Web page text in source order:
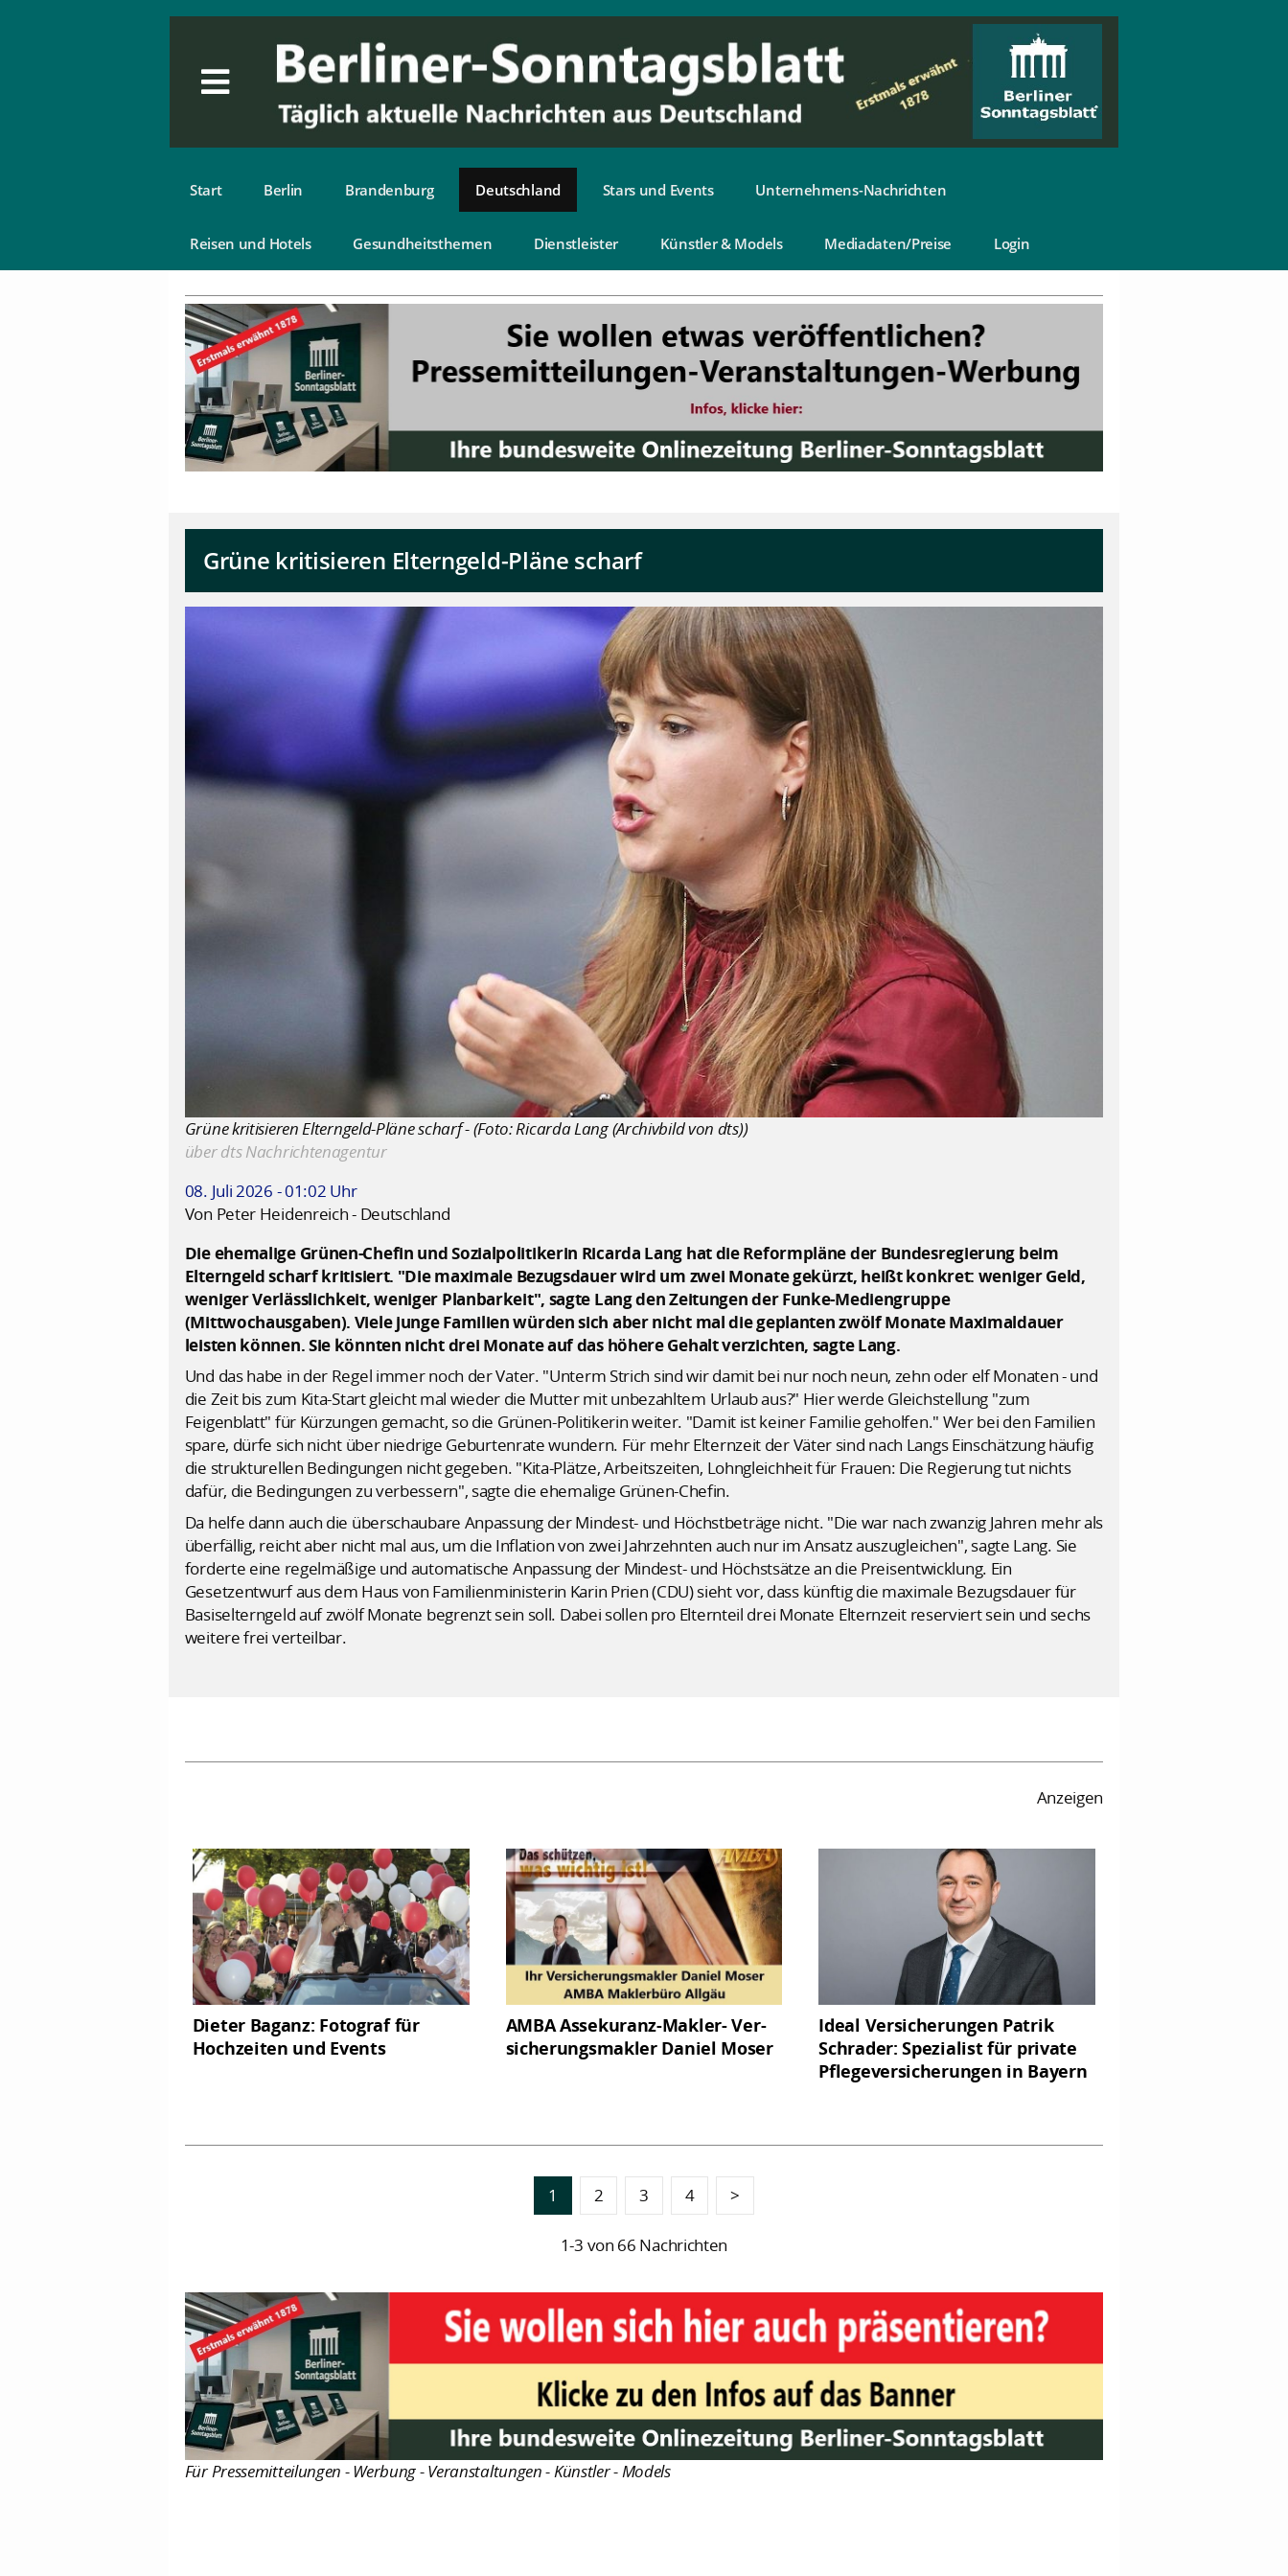
Start Berlin Brandenburg Deutschland Stars und Events Unternehmens-Nachrichten
Reisen und Hotels Gesundheitsthemen Dienstleister Künstler & Models Mediadaten/Preise Login
Grüne kritisieren Elterngeld-Pläne scharf
Grüne kritisieren Elterngeld-Pläne scharf - (Foto: Ricarda Lang (Archivbild von dts))
über dts Nachrichtenagentur
08. Juli 2026 - 01:02 Uhr
Von Peter Heidenreich - Deutschland
Die ehemalige Grünen-Chefin und Sozialpolitikerin Ricarda Lang hat die Reformpläne der Bundesregierung beim
Elterngeld scharf kritisiert. "Die maximale Bezugsdauer wird um zwei Monate gekürzt, heißt konkret: weniger Geld,
weniger Verlässlichkeit, weniger Planbarkeit", sagte Lang den Zeitungen der Funke-Mediengruppe
(Mittwochausgaben). Viele junge Familien würden sich aber nicht mal die geplanten zwölf Monate Maximaldauer
leisten können. Sie könnten nicht drei Monate auf das höhere Gehalt verzichten, sagte Lang.
Und das habe in der Regel immer noch der Vater. "Unterm Strich sind wir damit bei nur noch neun, zehn oder elf Monaten - und
die Zeit bis zum Kita-Start gleicht mal wieder die Mutter mit unbezahltem Urlaub aus?" Hier werde Gleichstellung "zum
Feigenblatt" für Kürzungen gemacht, so die Grünen-Politikerin weiter. "Damit ist keiner Familie geholfen." Wer bei den Familien
spare, dürfe sich nicht über niedrige Geburtenrate wundern. Für mehr Elternzeit der Väter sind nach Langs Einschätzung häufig
die strukturellen Bedingungen nicht gegeben. "Kita-Plätze, Arbeitszeiten, Lohngleichheit für Frauen: Die Regierung tut nichts
dafür, die Bedingungen zu verbessern", sagte die ehemalige Grünen-Chefin.
Da helfe dann auch die überschaubare Anpassung der Mindest- und Höchstbeträge nicht. "Die war nach zwanzig Jahren mehr als
überfällig, reicht aber nicht mal aus, um die Inflation von zwei Jahrzehnten auch nur im Ansatz auszugleichen", sagte Lang. Sie
forderte eine regelmäßige und automatische Anpassung der Mindest- und Höchstsätze an die Preisentwicklung. Ein
Gesetzentwurf aus dem Haus von Familienministerin Karin Prien (CDU) sieht vor, dass künftig die maximale Bezugsdauer für
Basiselterngeld auf zwölf Monate begrenzt sein soll. Dabei sollen pro Elternteil drei Monate Elternzeit reserviert sein und sechs
weitere frei verteilbar.
Anzeigen
Dieter Baganz: Fotograf für
Hochzeiten und Events
AMBA Assekuranz-Makler- Ver­
sicherungs­makler Daniel Moser
Ideal Versicherungen Patrik
Schrader: Spezialist für private
Pflegeversicherungen in Bayern
1 2 3 4 >
1-3 von 66 Nachrichten
Für Pressemitteilungen - Werbung - Veranstaltungen - Künstler - Models